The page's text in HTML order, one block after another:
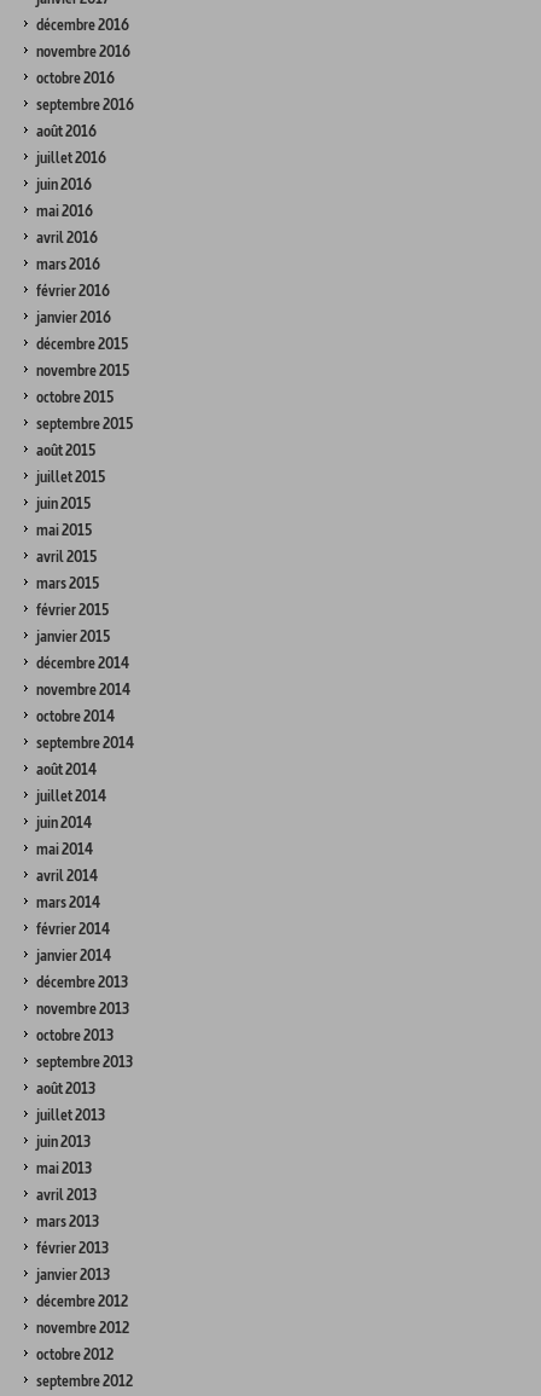
décembre 2016
novembre 2016
octobre 2016
septembre 2016
août 2016
juillet 2016
juin 2016
mai 2016
avril 2016
mars 2016
février 2016
janvier 2016
décembre 2015
novembre 2015
octobre 2015
septembre 2015
août 2015
juillet 2015
juin 2015
mai 2015
avril 2015
mars 2015
février 2015
janvier 2015
décembre 2014
novembre 2014
octobre 2014
septembre 2014
août 2014
juillet 2014
juin 2014
mai 2014
avril 2014
mars 2014
février 2014
janvier 2014
décembre 2013
novembre 2013
octobre 2013
septembre 2013
août 2013
juillet 2013
juin 2013
mai 2013
avril 2013
mars 2013
février 2013
janvier 2013
décembre 2012
novembre 2012
octobre 2012
septembre 2012